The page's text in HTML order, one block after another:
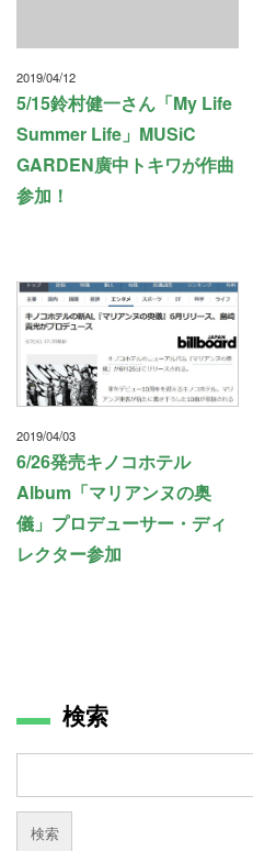
2019/04/12
5/15鈴村健一さん「My Life
Summer Life」MUSiC
GARDEN廣中トキワが作曲
参加！
2019/04/03
6/26発売キノコホテル
Album「マリアンヌの奥
儀」プロデューサー・ディ
レクター参加
検索